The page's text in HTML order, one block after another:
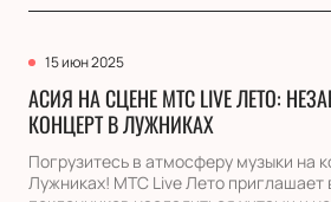
15 июн 2025
АСИЯ НА СЦЕНЕ МТС LIVE ЛЕТО:
КОНЦЕРТ В ЛУЖНИКАХ
Погрузитесь в атмосферу музыки на
Лужниках! МТС Live Лето приглашает